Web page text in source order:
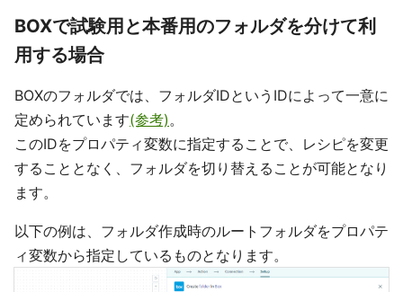
BOXで試験用と本番用のフォルダを分けて利
用する場合
BOXのフォルダでは、フォルダIDというIDによって一意に
定められています(参考)。
このIDをプロパティ変数に指定することで、レシピを変更
することとなく、フォルダを切り替えることが可能となり
ます。
以下の例は、フォルダ作成時のルートフォルダをプロパテ
ィ変数から指定しているものとなります。